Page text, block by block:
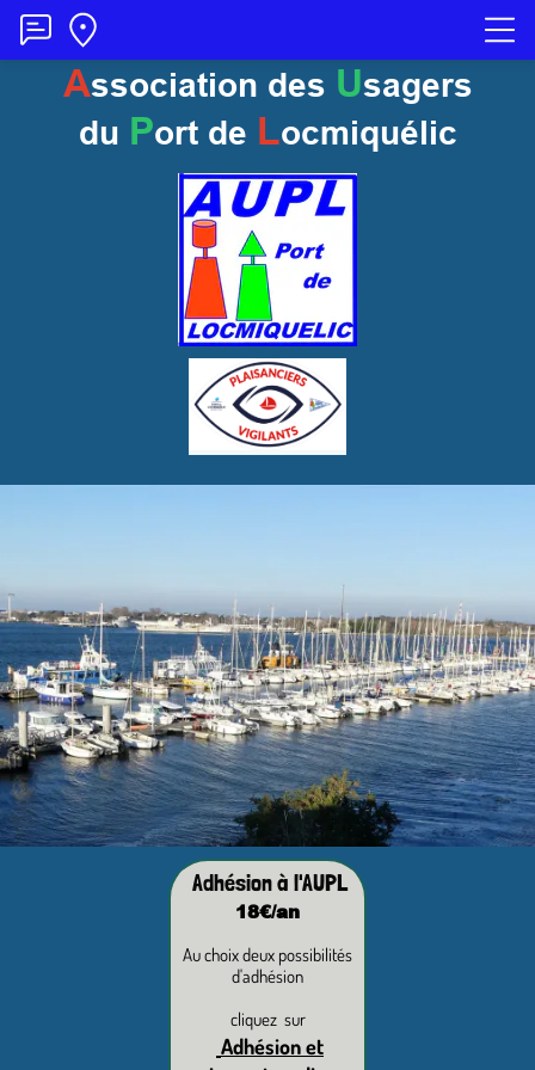
Association des Usagers
du Port de Locmiquélic
Adhésion à l'AUPL
18€/an
Au choix deux possibilités
d'adhésion
cliquez sur
Adhésion et